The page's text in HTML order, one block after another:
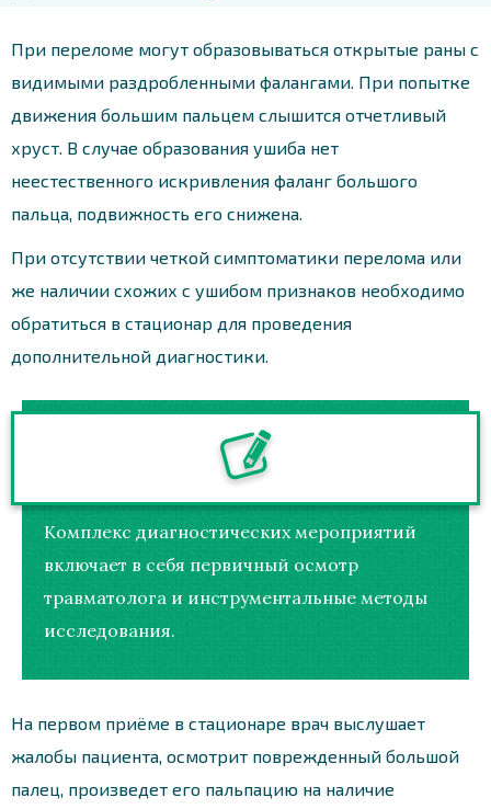
При переломе могут образовываться открытые раны с
видимыми раздробленными фалангами. При попытке
движения большим пальцем слышится отчетливый
хруст. В случае образования ушиба нет
неестественного искривления фаланг большого
пальца, подвижность его снижена.
При отсутствии четкой симптоматики перелома или
же наличии схожих с ушибом признаков необходимо
обратиться в стационар для проведения
дополнительной диагностики.
Комплекс диагностических мероприятий
включает в себя первичный осмотр
травматолога и инструментальные методы
исследования.
На первом приёме в стационаре врач выслушает
жалобы пациента, осмотрит поврежденный большой
палец, произведет его пальпацию на наличие